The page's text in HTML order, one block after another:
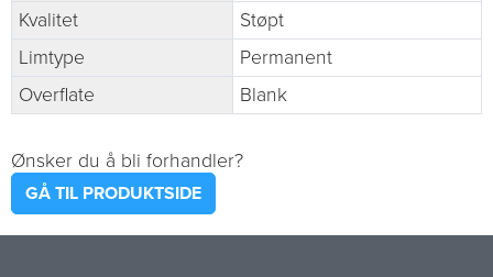
Kvalitet
Støpt
Limtype
Permanent
Overflate
Blank
Ønsker du å bli forhandler?
GÅ TIL PRODUKTSIDE